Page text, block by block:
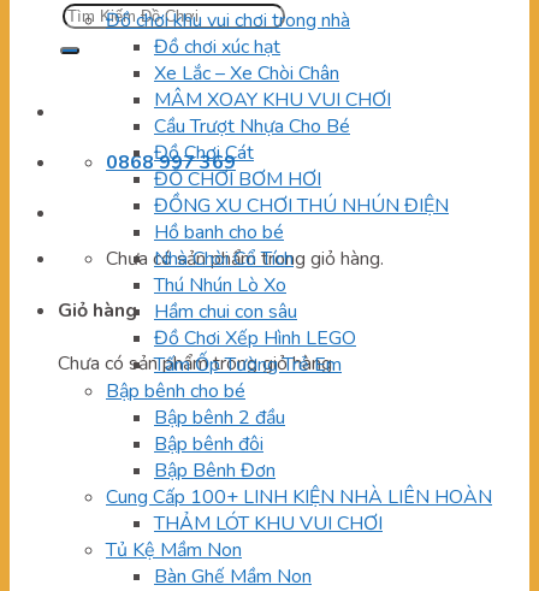
Tìm
kiếm:
0868 997 369
Chưa có sản phẩm trong giỏ hàng.
Giỏ hàng
Chưa có sản phẩm trong giỏ hàng.
Đồ chơi khu vui chơi trong nhà
Đồ chơi xúc hạt
Xe Lắc – Xe Chòi Chân
MÂM XOAY KHU VUI CHƠI
Cầu Trượt Nhựa Cho Bé
Đồ Chơi Cát
ĐỒ CHƠI BƠM HƠI
ĐỒNG XU CHƠI THÚ NHÚN ĐIỆN
Hồ banh cho bé
Nhà Chòi Cổ Tích
Thú Nhún Lò Xo
Hầm chui con sâu
Đồ Chơi Xếp Hình LEGO
Tấm Ốp Tường Trẻ Em
Bập bênh cho bé
Bập bênh 2 đầu
Bập bênh đôi
Bập Bênh Đơn
Cung Cấp 100+ LINH KIỆN NHÀ LIÊN HOÀN
THẢM LÓT KHU VUI CHƠI
Tủ Kệ Mầm Non
Bàn Ghế Mầm Non